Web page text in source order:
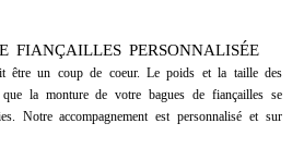
FIANÇAILLES PERSONNALISÉE
être un coup de coeur. Le poids et la taille des
la monture de votre bagues de fiançailles se
Notre accompagnement est personnalisé et sur